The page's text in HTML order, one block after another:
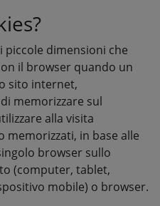
piccole dimensioni che
il browser quando un
sito internet,
memorizzare sul
alla visita
memorizzati, in base alle
browser sullo
(computer, tablet,
mobile) o browser.